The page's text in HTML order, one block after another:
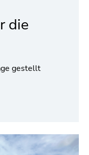
die
gestellt